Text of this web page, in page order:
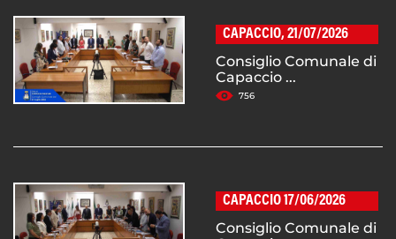
CAPACCIO, 21/07/2026
Consiglio Comunale di
Capaccio ...
756
CAPACCIO 17/06/2026
Consiglio Comunale di